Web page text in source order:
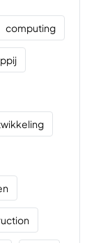
computing